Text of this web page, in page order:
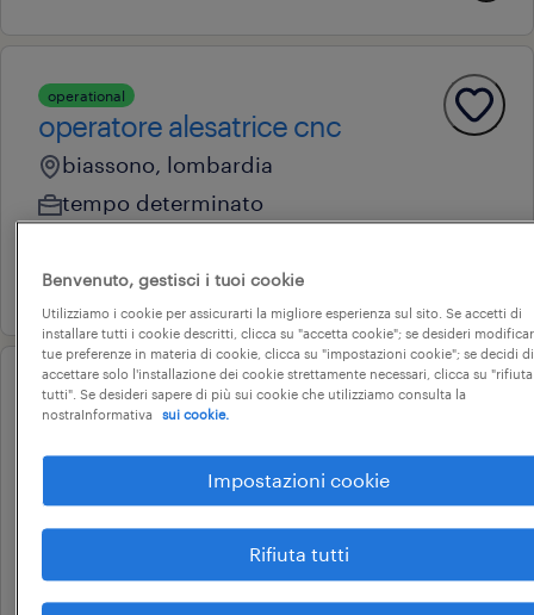
operational
operatore alesatrice cnc
biassono, lombardia
tempo determinato
5 agosto 2026
operational
operatore reparto
plurimandrino
biassono, lombardia
tempo determinato
22.000 € - 28.000 € annuale
Benvenuto, gestisci i tuoi cookie
Utilizziamo i cookie per assicurarti la migliore esperienza sul sito. Se accetti di
installare tutti i cookie descritti, clicca su "accetta cookie"; se desideri
tue preferenze in materia di cookie, clicca su "impostazioni cookie"; se decidi di
accettare solo l'installazione dei cookie strettamente necessari, clicca su "rifiuta
tutti". Se desideri sapere di più sui cookie che utilizziamo consulta la
nostraInformativa
sui cookie.
Impostazioni cookie
Rifiuta tutti